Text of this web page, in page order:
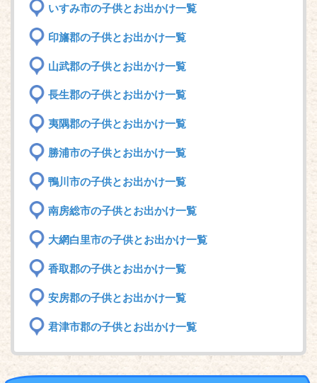
いすみ市の子供とお出かけ一覧
印旛郡の子供とお出かけ一覧
山武郡の子供とお出かけ一覧
長生郡の子供とお出かけ一覧
夷隅郡の子供とお出かけ一覧
勝浦市の子供とお出かけ一覧
鴨川市の子供とお出かけ一覧
南房総市の子供とお出かけ一覧
大網白里市の子供とお出かけ一覧
香取郡の子供とお出かけ一覧
安房郡の子供とお出かけ一覧
君津市郡の子供とお出かけ一覧